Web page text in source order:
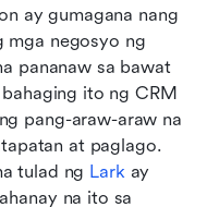
ay gumagana nang
mga negosyo ng
pananaw sa bawat
ito ng CRM
pang-araw-araw na
at paglago.
tulad ng Lark ay
na ito sa